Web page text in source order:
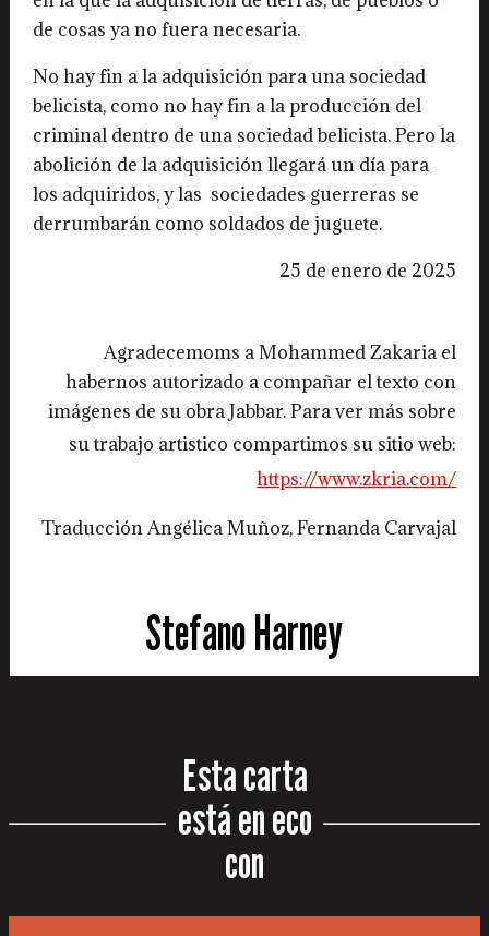
de cosas ya no fuera necesaria.
No hay fin a la adquisición para una sociedad
belicista, como no hay fin a la producción del
criminal dentro de una sociedad belicista. Pero la
abolición de la adquisición llegará un día para
los adquiridos, y las sociedades guerreras se
derrumbarán como soldados de juguete.
25 de enero de 2025
Agradecemoms a Mohammed Zakaria el
habernos autorizado a compañar el texto con
imágenes de su obra Jabbar. Para ver más sobre
su trabajo artistico compartimos su sitio web:
https://www.zkria.com/
Traducción Angélica Muñoz, Fernanda Carvajal
Stefano Harney
Esta carta
está en eco
con